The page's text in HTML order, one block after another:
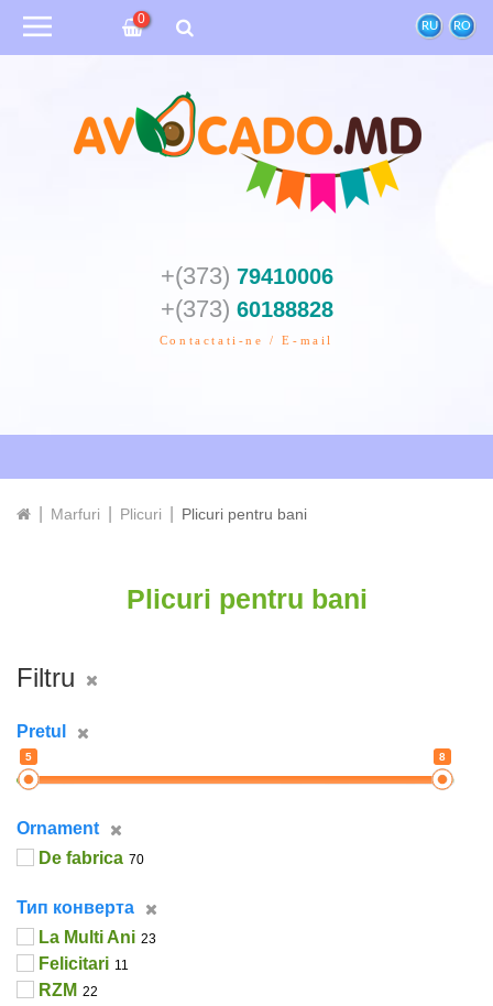
RU RO
0
+(373) 79410006
+(373) 60188828
Contactati-ne / E-mail
Marfuri Plicuri Plicuri pentru bani
Plicuri pentru bani
Filtru
Pretul
5 8
ornament
De fabrica 70
тип конверта
La Multi Ani 23
Felicitari 11
RZM 22